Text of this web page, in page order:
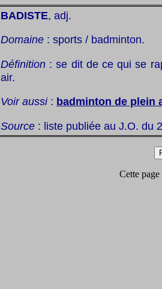
BADISTE, adj.
Domaine : sports / badminton.
Définition : se dit de ce qui se
air.
Voir aussi: badminton de plein
Source : liste publiée au J.O. du
Cette